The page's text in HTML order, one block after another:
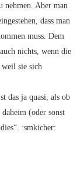
nehmen. Aber man
dass man
muss. Dem
nichts, wenn die
sie sich
das ja quasi, als ob
(oder sonst
:smkicher: